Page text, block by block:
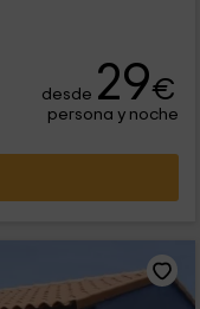
desde 29€
persona y noche